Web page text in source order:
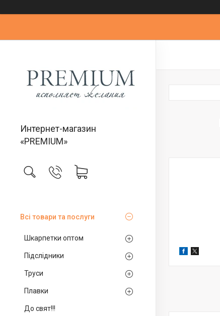
Интернет-магазин
«PREMIUM»
Всі товари та послуги
Шкарпетки оптом
Підслідники
Труси
Плавки
До свят!!!